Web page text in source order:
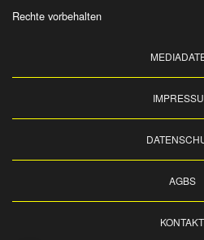
Rechte vorbehalten
AGBS
KONTAKT